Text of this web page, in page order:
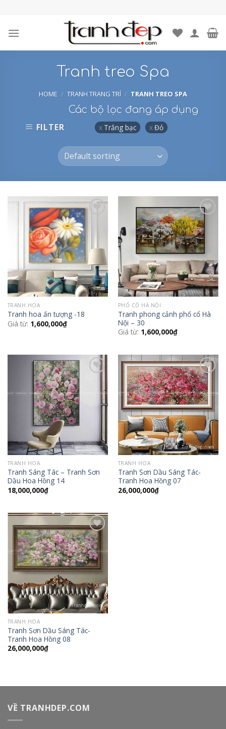
content
Tranh treo Spa
HOME / TRANH TRANG TRÍ / TRANH TREO SPA
FILTER
Các bộ lọc đang áp dụng
Trắng bạc Đỏ
Add to
Wishlist
TRANH HOA
Tranh hoa ấn tượng -18
Giá từ: 1,600,000₫
Add to
Wishlist
PHỐ CỔ HÀ NỘI
Tranh phong cảnh phố cổ Hà
Nội – 30
Giá từ: 1,600,000₫
TRANH HOA
Tranh Sáng Tác – Tranh Sơn
Dầu Hoa Hồng 14
18,000,000₫
Add to
Wishlist
TRANH HOA
Tranh Sơn Dầu Sáng Tác-
Tranh Hoa Hồng 07
26,000,000₫
Add to
Wishlist
TRANH HOA
Tranh Sơn Dầu Sáng Tác-
Tranh Hoa Hồng 08
26,000,000₫
VỀ TRANHDEP.COM